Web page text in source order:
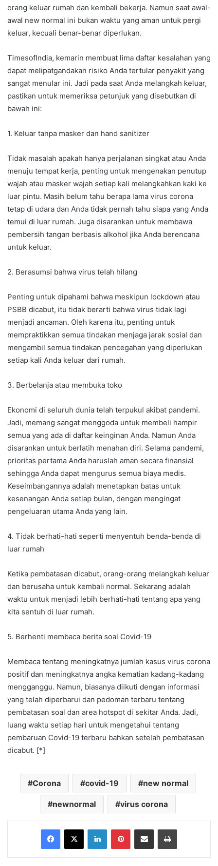
orang keluar rumah dan kembali bekerja. Namun saat awal-
awal new normal ini bukan waktu yang aman untuk pergi
keluar, kecuali benar-benar diperlukan.
TimesofIndia, kemarin membuat lima daftar kesalahan yang
dapat melipatgandakan risiko Anda tertular penyakit yang
sangat menular ini. Jadi pada saat Anda melangkah keluar,
pastikan untuk memeriksa petunjuk yang disebutkan di
bawah ini:
1. Keluar tanpa masker dan hand sanitizer
Tidak masalah apakah hanya perjalanan singkat atau Anda
menuju tempat kerja, penting untuk mengenakan penutup
wajah atau masker wajah setiap kali melangkahkan kaki ke
luar pintu. Masih belum tahu berapa lama virus corona
tetap di udara dan Anda tidak pernah tahu siapa yang Anda
temui di luar rumah. Juga disarankan untuk membawa
pembersih tangan berbasis alkohol jika Anda berencana
untuk keluar.
2. Berasumsi bahwa virus telah hilang
Penting untuk dipahami bahwa meskipun lockdown atau
PSBB dicabut, itu tidak berarti bahwa virus tidak lagi
menjadi ancaman. Oleh karena itu, penting untuk
mempraktikkan semua tindakan menjaga jarak sosial dan
mengambil semua tindakan pencegahan yang diperlukan
setiap kali Anda keluar dari rumah.
3. Berbelanja atau membuka toko
Ekonomi di seluruh dunia telah terpukul akibat pandemi.
Jadi, memang sangat menggoda untuk membeli hampir
semua yang ada di daftar keinginan Anda. Namun Anda
disarankan untuk berlatih menahan diri. Selama pandemi,
prioritas pertama Anda haruslah aman secara finansial
sehingga Anda dapat mengurus semua biaya medis.
Keseimbangannya adalah menetapkan batas untuk
kesenangan Anda setiap bulan, dengan mengingat
pengeluaran utama Anda yang lain.
4. Tidak berhati-hati seperti menyentuh benda-benda di
luar rumah
Ketika pembatasan dicabut, orang-orang melangkah keluar
dan berusaha untuk kembali normal. Sekarang adalah
waktu untuk menjadi lebih berhati-hati tentang apa yang
kita sentuh di luar rumah.
5. Berhenti membaca berita soal Covid-19
Membaca tentang meningkatnya jumlah kasus virus corona
positif dan meningkatnya angka kematian kadang-kadang
mengganggu. Namun, biasanya diikuti dengan informasi
yang telah diperbarui dan pedoman terbaru tentang
pembatasan soal dan area hotspot di sekitar Anda. Jadi,
luang waktu setiap hari untuk mengetahui tentang
pembaruan Covid-19 terbaru bahkan setelah pembatasan
dicabut. [*]
Corona covid-19 new normal
newnormal virus corona
Facebook
X LinkedInPinterestShare via Email Print